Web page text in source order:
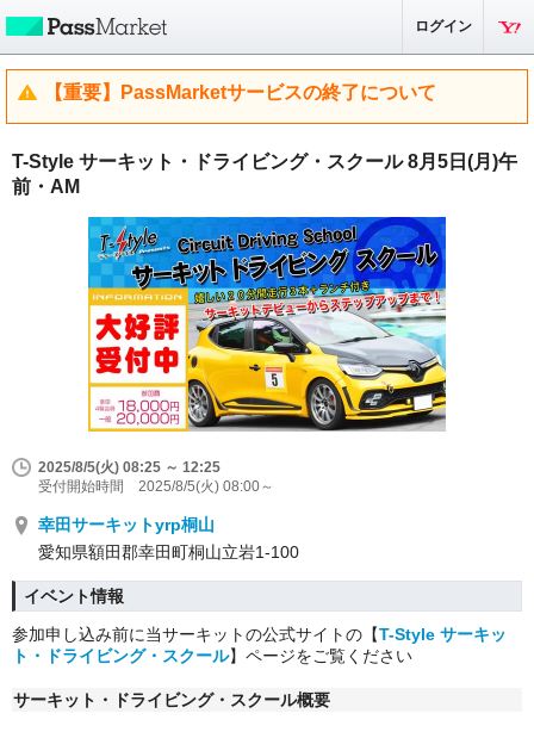
ログイン
【重要】PassMarketサービスの終了について
T-Style サーキット・ドライビング・スクール 8月5日(月)午
前・AM
2025/8/5(火) 08:25 ～ 12:25
受付開始時間 2025/8/5(火) 08:00～
幸田サーキットyrp桐山
愛知県額田郡幸田町桐山立岩1-100
イベント情報
参加申し込み前に当サーキットの公式サイトの【T-Style サーキッ
ト・ドライビング・スクール】ページをご覧ください
サーキット・ドライビング・スクール概要